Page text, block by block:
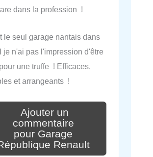
dans la profession !
le seul garage nantais dans
je n'ai pas l'impression d'être
une truffe ! Efficaces,
et arrangeants !
Ajouter un
commentaire
pour Garage
Renault